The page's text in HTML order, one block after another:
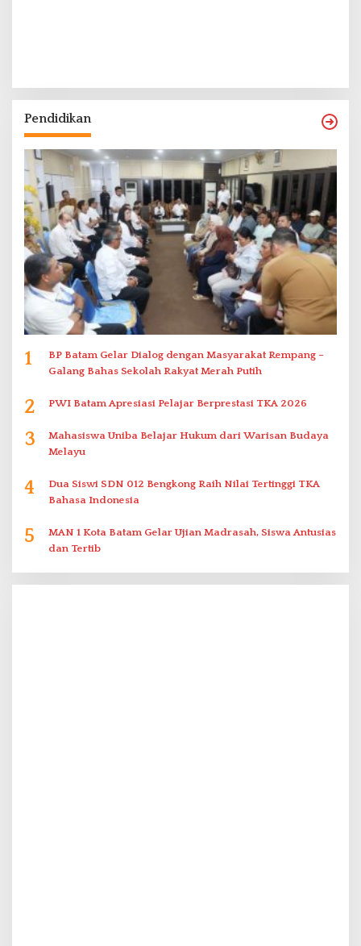
Pendidikan
1
BP Batam Gelar Dialog dengan Masyarakat Rempang –
Galang Bahas Sekolah Rakyat Merah Putih
2 PWI Batam Apresiasi Pelajar Berprestasi TKA 2026
3
Mahasiswa Uniba Belajar Hukum dari Warisan Budaya
Melayu
4
Dua Siswi SDN 012 Bengkong Raih Nilai Tertinggi TKA
Bahasa Indonesia
5
MAN 1 Kota Batam Gelar Ujian Madrasah, Siswa Antusias
dan Tertib